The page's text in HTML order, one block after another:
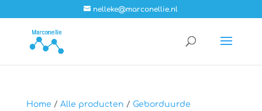
nelleke@marconellie.nl
Home / Alle producten / Geborduurde